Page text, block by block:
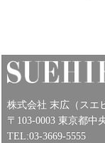
株式会社 末広（スエ
〒103-0003 東京都中
TEL:03-3669-5555